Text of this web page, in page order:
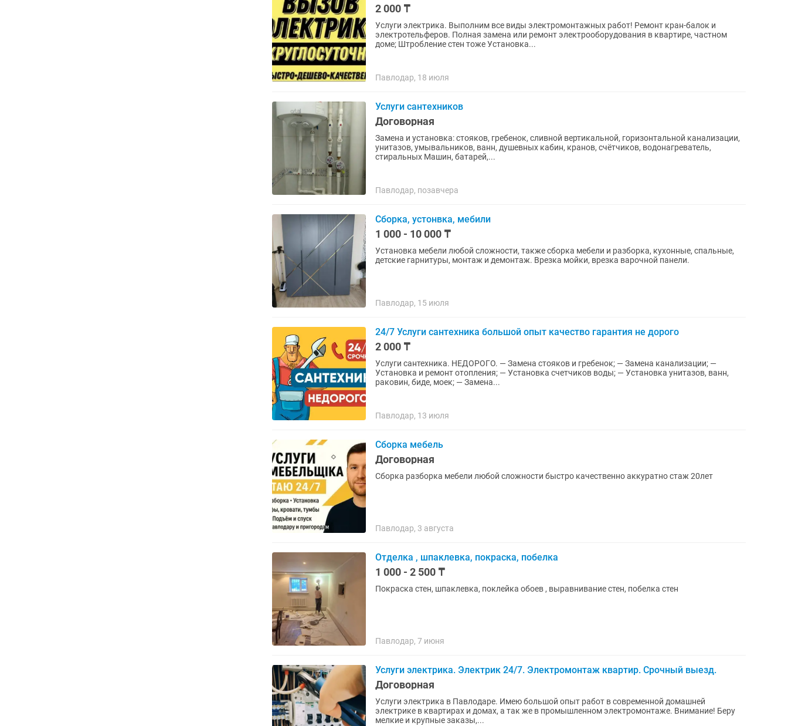
2 000 ₸
Услуги электрика. Выполним все виды электромонтажных работ! Ремонт кран-балок и
электротельферов. Полная заменa или pемонт элeктpooбopудования в кваpтиpe, чacтном
дoме; Штробление стен тоже Установка...
Павлодар, 18 июля
Услуги сантехников
Договорная
Замена и установка: стояков, гребенок, сливной вертикальной, горизонтальной канализации,
унитазов, умывальников, ванн, душевных кабин, кранов, счётчиков, водонагреватель,
стиральных Машин, батарей,...
Павлодар, позавчера
Сборка, устонвка, мебили
1 000 - 10 000 ₸
Установка мебели любой сложности, также сборка мебели и разборка, кухонные, спальные,
детские гарнитуры, монтаж и демонтаж. Врезка мойки, врезка варочной панели.
Павлодар, 15 июля
24/7 Услуги сантехника большой опыт качество гарантия не дорого
2 000 ₸
Услуги сантехника. НЕДОРОГО. — Замена стояков и гребенок; — Замена канализации; —
Установка и ремонт отопления; — Установка счетчиков воды; — Установка унитазов, ванн,
раковин, биде, моек; — Замена...
Павлодар, 13 июля
Сборка мебель
Договорная
Сборка разборка мебели любой сложности быстро качественно аккуратно стаж 20лет
Павлодар, 3 августа
Отделка , шпаклевка, покраска, побелка
1 000 - 2 500 ₸
Покраска стен, шпаклевка, поклейка обоев , выравнивание стен, побелка стен
Павлодар, 7 июня
Услуги электрика. Электрик 24/7. Электромонтаж квартир. Срочный выезд.
Договорная
Услуги электрика в Павлодаре. Имею большой опыт работ в современной домашней
электрике в квартирах и домах, а так же в промышленном электромонтаже. Внимание! Беру
мелкие и крупные заказы,...